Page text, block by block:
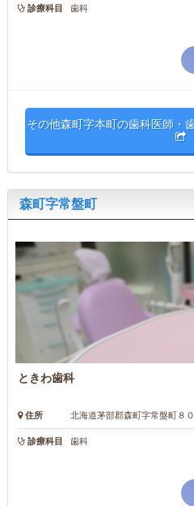
診療科目 歯科
その他森町字本町の歯科医師・
森町字常盤町
ときわ歯科
住所 北海道茅部郡森町字常盤町８
診療科目 歯科